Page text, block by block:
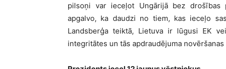
pilsoņi var ieceļot Ungārijā bez drošības
apgalvo, ka daudzi no tiem, kas ieceļo
Landsberģa teiktā, Lietuva ir lūgusi EK
integritātes un tās apdraudējuma novēršanas